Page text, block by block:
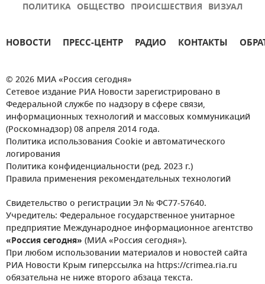
ПОЛИТИКА ОБЩЕСТВО ПРОИСШЕСТВИЯ ВИЗУАЛ
НОВОСТИ ПРЕСС-ЦЕНТР РАДИО КОНТАКТЫ
© 2026 МИА «Россия сегодня»
Сетевое издание РИА Новости зарегистрировано в
Федеральной службе по надзору в сфере связи,
информационных технологий и массовых коммуникаций
(Роскомнадзор) 08 апреля 2014 года.
Политика использования Cookie и автоматического
логирования
Политика конфиденциальности (ред. 2023 г.)
Правила применения рекомендательных технологий
Свидетельство о регистрации Эл № ФС77-57640.
Учредитель: Федеральное государственное унитарное
предприятие Международное информационное агентство
«Россия сегодня» (МИА «Россия сегодня»).
При любом использовании материалов и новостей сайта
РИА Новости Крым гиперссылка на https://crimea.ria.ru
обязательна не ниже второго абзаца текста.